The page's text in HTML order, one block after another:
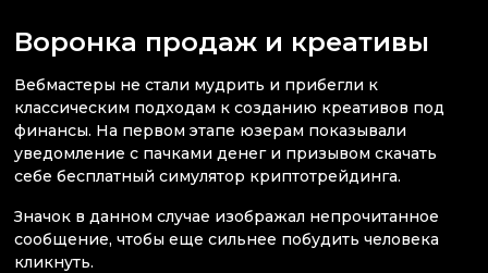
Воронка продаж и креативы
Вебмастеры не стали мудрить и прибегли к
классическим подходам к созданию креативов под
финансы. На первом этапе юзерам показывали
уведомление с пачками денег и призывом скачать
себе бесплатный симулятор криптотрейдинга.
Значок в данном случае изображал непрочитанное
сообщение, чтобы еще сильнее побудить человека
кликнуть.